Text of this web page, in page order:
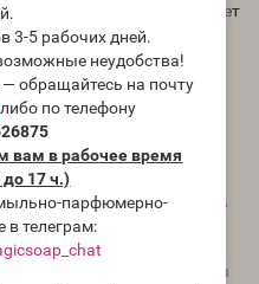
3-5 рабочих дней.
неудобства!
обращайтесь на почту
либо по телефону
вам в рабочее время
до 17 ч.)
парфюмерно-
в телеграм:
вязкостью, стабилизирует
(не заменяет
растворителям, легко
используется
только загустителя. Он
применение в
кремах для лица,
головы, делает волосы